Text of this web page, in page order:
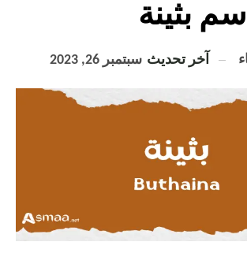
بثينة
آخر تحديث سبتمبر 26, 2023